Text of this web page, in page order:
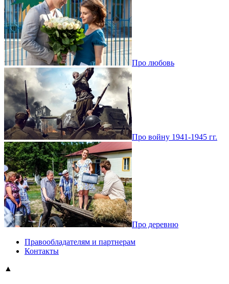
Про любовь
Про войну 1941-1945 гг.
Про деревню
Правообладателям и партнерам
Контакты
▲